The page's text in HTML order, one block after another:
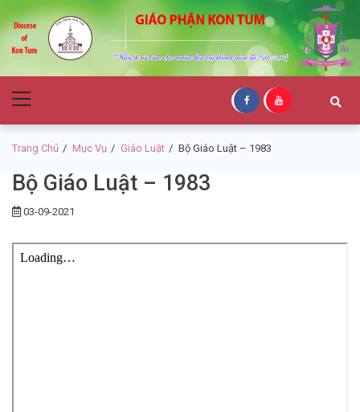
to
navigation
to
content
Giáo Phận Kon
Tum
Menu
Trang Chủ Mục Vụ Giáo Luật Bộ Giáo Luật – 1983
Bộ Giáo Luật – 1983
03-09-2021